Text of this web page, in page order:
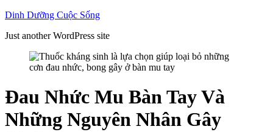
Skip
content
Dinh Dưỡng Cuộc Sống
Just another WordPress site
Đau Nhức Mu Bàn Tay Và
Những Nguyên Nhân Gây